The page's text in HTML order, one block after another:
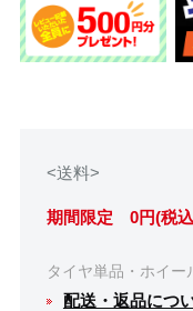
<送料>
期間限定 0円(税
タイヤ単品・ホイー
配送・返品につ